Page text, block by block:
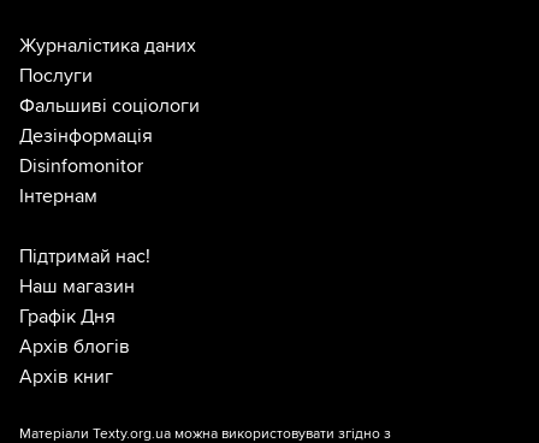
Журналістика даних
Послуги
Фальшиві соціологи
Дезінформація
Disinfomonitor
Інтернам
Підтримай нас!
Наш магазин
Графік Дня
Архів блогів
Архів книг
Матеріали Texty.org.ua можна використовувати згідно з